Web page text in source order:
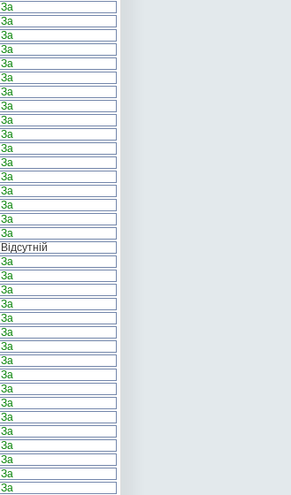
За
За
За
За
За
За
За
За
За
За
За
За
За
За
За
За
За
Відсутній
За
За
За
За
За
За
За
За
За
За
За
За
За
За
За
За
За